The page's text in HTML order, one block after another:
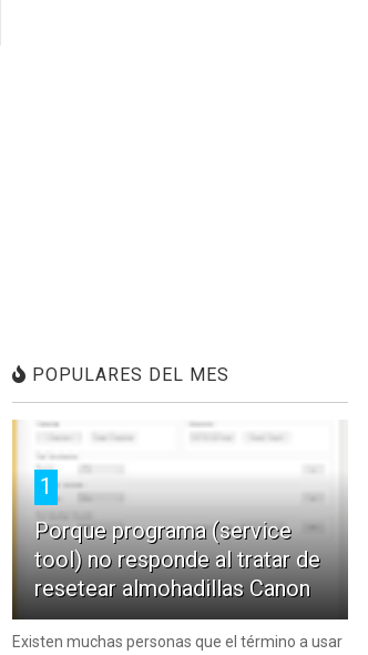
POPULARES DEL MES
1
Porque programa (service
tool) no responde al tratar de
resetear almohadillas Canon
Existen muchas personas que el término a usar